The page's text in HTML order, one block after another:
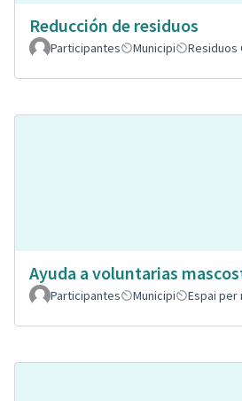
Reducción de residuos
Participantes
Municipi Residuos
Ayuda a voluntarias
Participantes
Municipi Espai per